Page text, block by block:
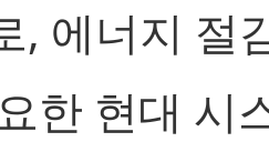
, 에너지 절
한 현대 시